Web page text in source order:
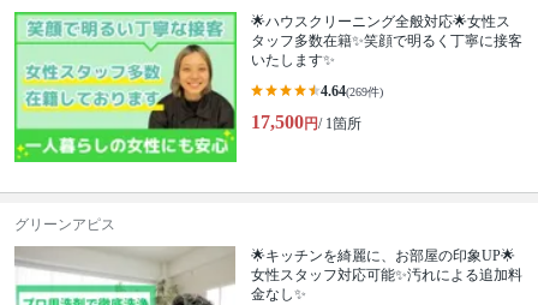
🌟ハウスクリーニング全般対応🌟女性ス
タッフ多数在籍✨笑顔で明るく丁寧に接客
いたします✨
4.64(269件)
17,500円/ 1箇所
グリーンアピス
🌟キッチンを綺麗に、お部屋の印象UP🌟
女性スタッフ対応可能✨汚れによる追加料
金なし✨